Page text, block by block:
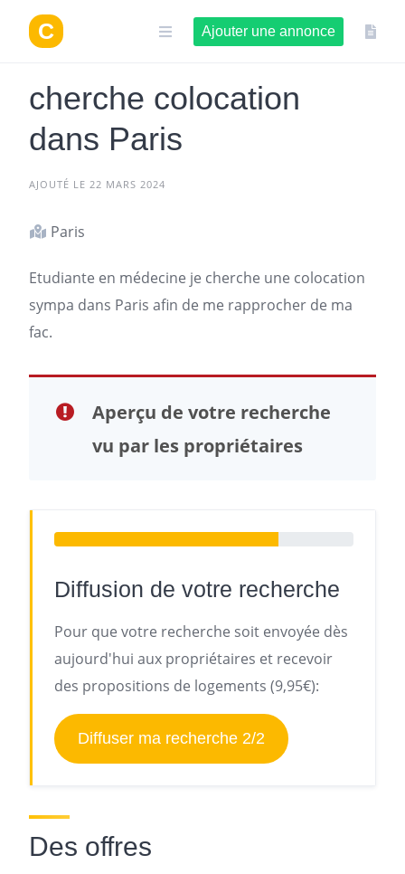
contenu
Ajouter une annonce
cherche colocation
dans Paris
AJOUTÉ LE 22 MARS 2024
Paris
Etudiante en médecine je cherche une colocation
sympa dans Paris afin de me rapprocher de ma
fac.
Aperçu de votre recherche
vu par les propriétaires
Diffusion de votre recherche
Pour que votre recherche soit envoyée dès
aujourd'hui aux propriétaires et recevoir
des propositions de logements (9,95€):
Diffuser ma recherche 2/2
Des offres